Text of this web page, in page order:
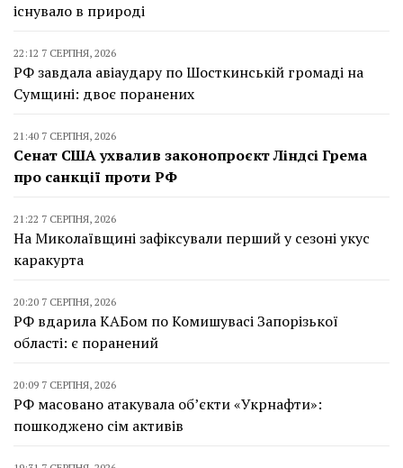
існувало в природі
22:12 7 СЕРПНЯ, 2026
РФ завдала авіаудару по Шосткинській громаді на
Сумщині: двоє поранених
21:40 7 СЕРПНЯ, 2026
Сенат США ухвалив законопроєкт Ліндсі Грема
про санкції проти РФ
21:22 7 СЕРПНЯ, 2026
На Миколаївщині зафіксували перший у сезоні укус
каракурта
20:20 7 СЕРПНЯ, 2026
РФ вдарила КАБом по Комишувасі Запорізької
області: є поранений
20:09 7 СЕРПНЯ, 2026
РФ масовано атакувала об’єкти «Укрнафти»:
пошкоджено сім активів